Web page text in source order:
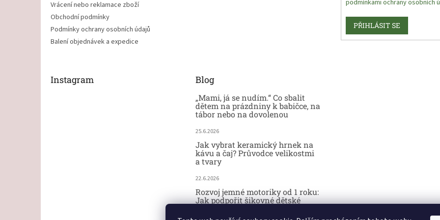
Vrácení nebo reklamace zboží
Obchodní podmínky
Podmínky ochrany osobních údajů
Balení objednávek a expedice
podmínkami ochrany osobních
PŘIHLÁSIT SE
Instagram Blog
„Mami, já se nudím.“ Co sbalit
dětem na prázdniny k babičce, na
tábor nebo na dovolenou
25.6.2026
Jak vybrat keramický hrnek na
kávu a čaj? Průvodce velikostmi
a tvary
22.6.2026
Rozvoj jemné motoriky od 1 roku:
Jak podpořit šikovné dětské